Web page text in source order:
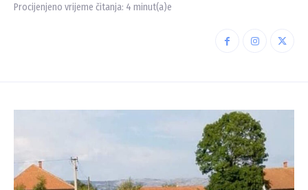
Procijenjeno vrijeme čitanja: 4 minut(a)e